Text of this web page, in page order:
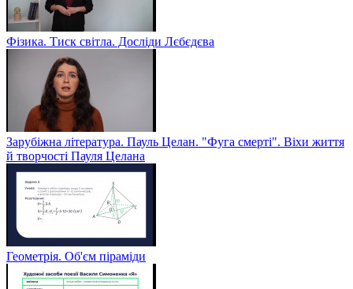
Фізика. Тиск світла. Досліди Лєбєдєва
Зарубіжна література. Пауль Целан. "Фуга смерті". Віхи життя
й творчості Пауля Целана
Геометрія. Об'єм піраміди